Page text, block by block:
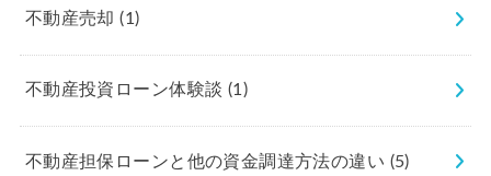
不動産売却(1)
不動産投資ローン体験談 (1)
不動産担保ローンと他の資金調達方法の違い (5)